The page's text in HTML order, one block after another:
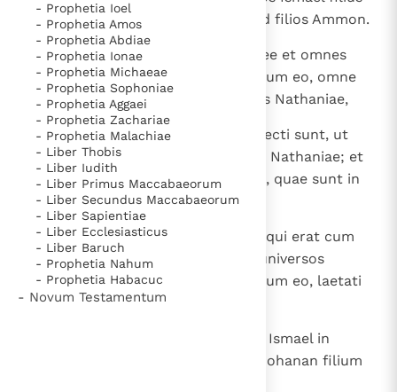
- Prophetia Ioel
- Prophetia Amos
- Prophetia Abdiae
- Prophetia Ionae
- Prophetia Michaeae
- Prophetia Sophoniae
- Prophetia Aggaei
- Prophetia Zachariae
- Prophetia Malachiae
- Liber Thobis
- Liber Iudith
- Liber Primus Maccabaeorum
- Liber Secundus Maccabaeorum
- Liber Sapientiae
- Liber Ecclesiasticus
- Liber Baruch
- Prophetia Nahum
- Prophetia Habacuc
- Novum Testamentum
Nathaniae et abiit, ut transiret ad filios Ammon.
Audivit autem Iohanan filius Caree et omnes
principes bellatorum, qui erant cum eo, omne
malum, quod fecerat Ismael filius Nathaniae,
et, assumptis universis viris, profecti sunt, ut
bellarent adversum Ismael filium Nathaniae; et
invenerunt eum ad aquas multas, quae sunt in
Gabaon.
Cumque vidisset omnis populus, qui erat cum
Ismael, Iohanan filium Caree et universos
principes bellatorum, qui erant cum eo, laetati
sunt.
Et omnis populus, quem ceperat Ismael in
Maspha, reversus est et abiit ad Iohanan filium